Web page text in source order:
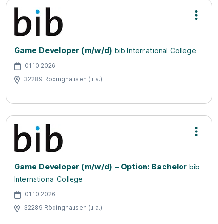
Game Developer (m/w/d) bib International College
01.10.2026
32289 Rödinghausen (u.a.)
Game Developer (m/w/d) – Option: Bachelor bib
International College
01.10.2026
32289 Rödinghausen (u.a.)